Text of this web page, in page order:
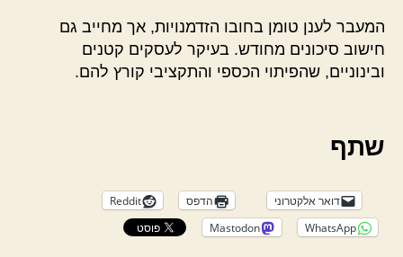
המעבר לענן טומן בחובו הזדמנויות, אך מחייב גם
חישוב סיכונים מחודש. בעיקר לעסקים קטנים
ובינוניים, שהפיתוי הכספי והתקציבי קורץ להם.
שתף
דואר אלקטרוני הדפס
Reddit
WhatsApp
Mastodon